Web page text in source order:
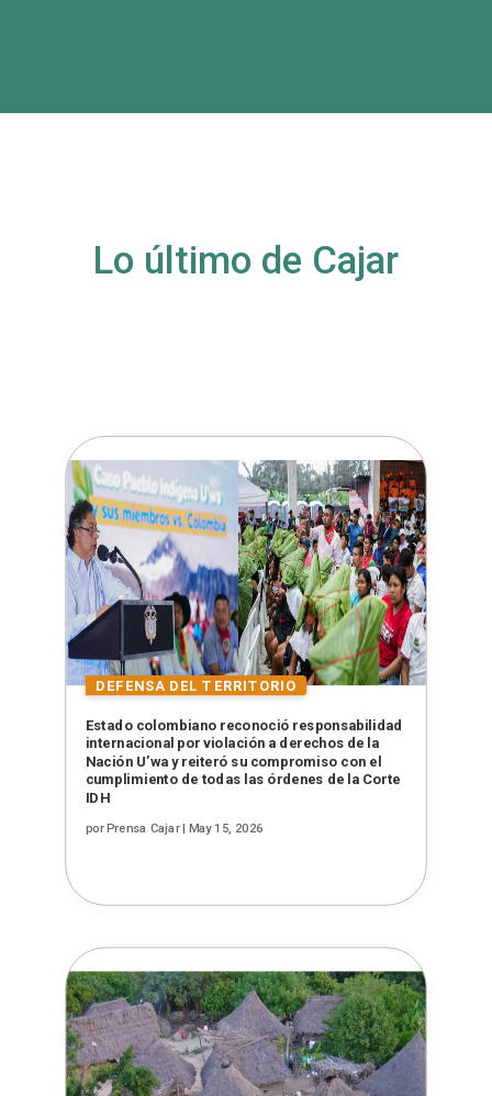
Lo último de Cajar
Estado colombiano reconoció responsabilidad
internacional por violación a derechos de la
Nación U’wa y reiteró su compromiso con el
cumplimiento de todas las órdenes de la Corte
IDH
porPrensa Cajar| May 15, 2026